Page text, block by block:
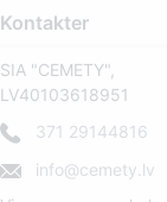
Kontakter
SIA "CEMETY",
LV40103618951
371 29144816
info@cemety.lv